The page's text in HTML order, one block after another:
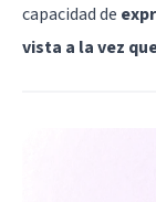
capacidad de
vista a la vez